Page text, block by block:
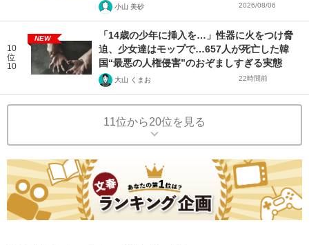
小山 美砂 2026/08/06
10
位
10
NEW
「14歳の少年に挿入を…」性器に火をつけ脅
迫、少女達はモップで…657人が死亡した韓
国“最悪の人権侵害”のおぞましすぎる実態
大山 くまお 22時間前
11位から20位を見る